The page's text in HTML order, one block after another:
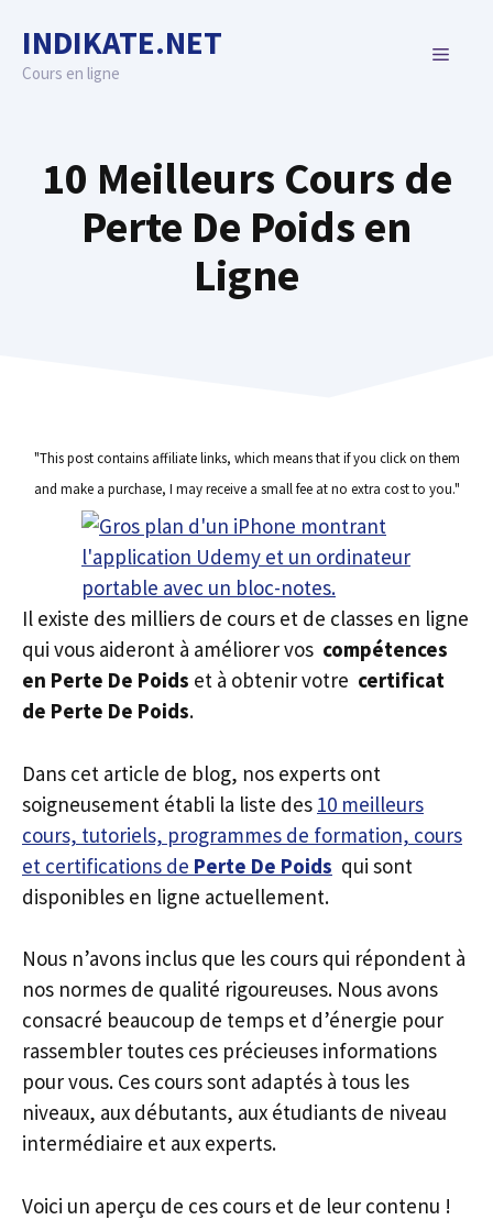
content
INDIKATE.NET
Cours en ligne
MENU
10 Meilleurs Cours de
Perte De Poids en
Ligne
"This post contains affiliate links, which means that if you click on them
and make a purchase, I may receive a small fee at no extra cost to you."
Il existe des milliers de cours et de classes en ligne
qui vous aideront à améliorer vos compétences
en Perte De Poids et à obtenir votre certificat
de Perte De Poids.
Dans cet article de blog, nos experts ont
soigneusement établi la liste des 10 meilleurs
cours, tutoriels, programmes de formation, cours
et certifications de Perte De Poids qui sont
disponibles en ligne actuellement.
Nous n’avons inclus que les cours qui répondent à
nos normes de qualité rigoureuses. Nous avons
consacré beaucoup de temps et d’énergie pour
rassembler toutes ces précieuses informations
pour vous. Ces cours sont adaptés à tous les
niveaux, aux débutants, aux étudiants de niveau
intermédiaire et aux experts.
Voici un aperçu de ces cours et de leur contenu !